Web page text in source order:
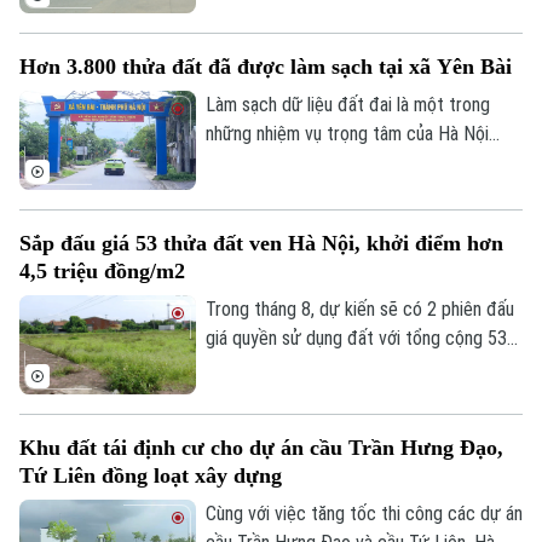
Chuyên mục
Thời sự
Hà Nội
Xã hội
Hà Nội
Nhịp sống Hà Nội
Người Hà Nội
Thế giới
Tin tức
Kinh tế
bố trí tái định cư bằng đất tại khu Thư
Lâm. Đây được kỳ vọng sẽ góp phần tháo
gỡ những vướng mắc trong công tác bồi
Hơn 3.800 thửa đất đã được làm sạch tại xã Yên Bài
Làm sạch dữ liệu đất đai là một trong
những nhiệm vụ trọng tâm của Hà Nội
thống chính trị vào cuộc, từng bước
Sắp đấu giá 53 thửa đất ven Hà Nội, khởi điểm hơn
4,5 triệu đồng/m2
Trong tháng 8, dự kiến sẽ có 2 phiên đấu
giá quyền sử dụng đất với tổng cộng 53
Khu đất tái định cư cho dự án cầu Trần Hưng Đạo,
Tứ Liên đồng loạt xây dựng
Cùng với việc tăng tốc thi công các dự án